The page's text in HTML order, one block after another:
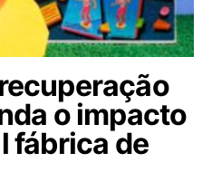
o impacto
fábrica de